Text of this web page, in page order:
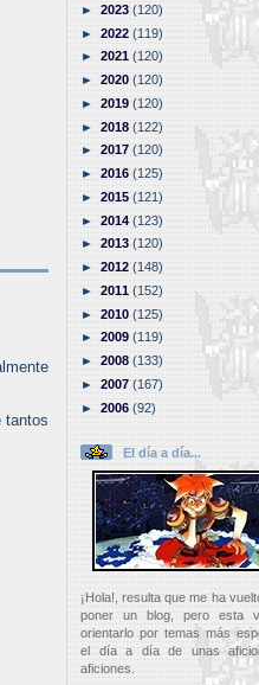
tantos
►2023(120)
►2022(119)
►2021(120)
►2020(120)
►2019(120)
►2018(122)
►2017(120)
►2016(125)
►2015(121)
►2014(123)
►2013(120)
►2012(148)
►2011(152)
►2010(125)
►2009(119)
►2008(133)
►2007(167)
►2006(92)
El día a día...
¡Hola!, resulta que me ha
poner un blog, pero esta
orientarlo por temas más
el día a día de unas
aficiones.